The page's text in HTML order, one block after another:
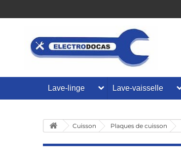
Lave-linge Lave-vaisselle
Cuisson Plaques de cuisson